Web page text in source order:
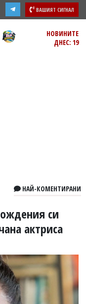
ВАШИЯТ СИГНАЛ
НОВИНИТЕ
ДНЕС: 19
НАЙ-КОМЕНТИРАНИ
си
актриса